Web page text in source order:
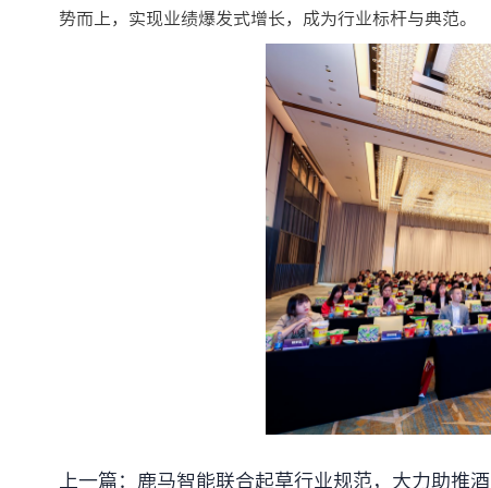
势而上，实现业绩爆发式增长，成为行业标杆与典范。
上一篇： 鹿马智能联合起草行业规范，大力助推酒店数字化增长